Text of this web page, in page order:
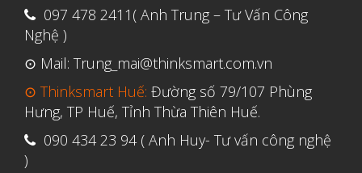
Aerospace
File 3D
Fuse 1
Giải pháp
Giải pháp ô tô
097 478 2411( Anh Trung – Tư Vấn Công
Nghệ )
⊙ Mail: Trung_mai@thinksmart.com.vn
⊙ Thinksmart Huế: Đường số 79/107 Phùng
Hưng, TP Huế, Tỉnh Thừa Thiên Huế.
090 434 23 94 ( Anh Huy- Tư vấn công nghệ
)